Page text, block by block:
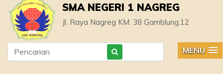
SMA NEGERI 1 NAGREG
Jl. Raya Nagreg KM. 38 Gamblung,12
MENU